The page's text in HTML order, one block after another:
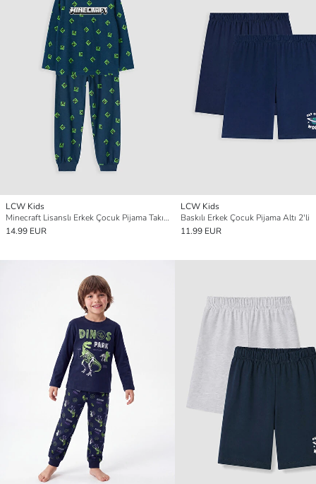
LCW Kids
Minecraft Lisanslı Erkek Çocuk Pijama Takımı
14.99 EUR
LCW Kids
Baskılı Erkek Çocuk Pijama Altı 2'li
11.99 EUR